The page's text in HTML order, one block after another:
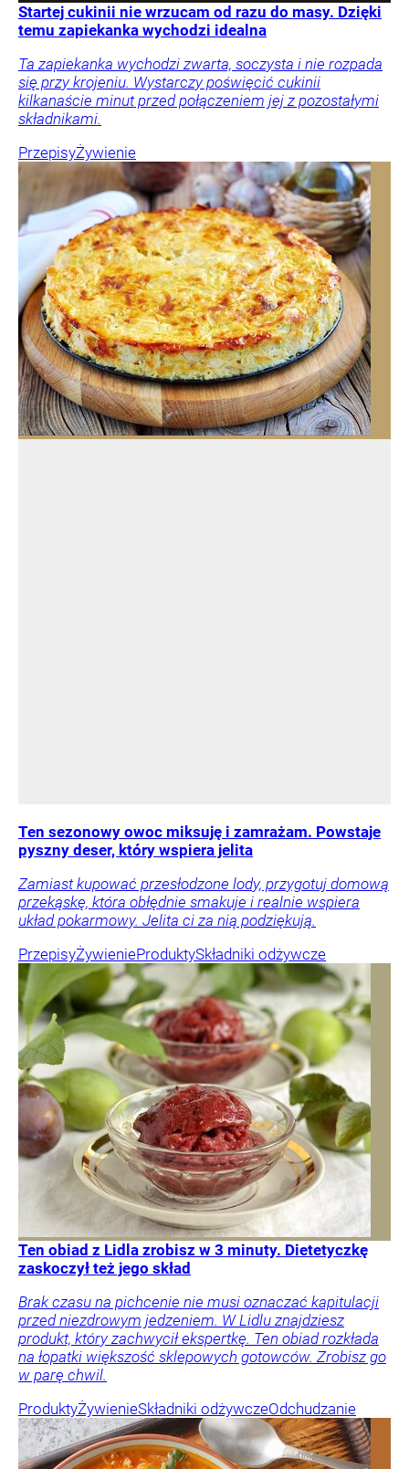
Startej cukinii nie wrzucam od razu do masy. Dzięki
temu zapiekanka wychodzi idealna
Ta zapiekanka wychodzi zwarta, soczysta i nie rozpada
się przy krojeniu. Wystarczy poświęcić cukinii
kilkanaście minut przed połączeniem jej z pozostałymi
składnikami.
PrzepisyŻywienie
Ten sezonowy owoc miksuję i zamrażam. Powstaje
pyszny deser, który wspiera jelita
Zamiast kupować przesłodzone lody, przygotuj domową
przekąskę, która obłędnie smakuje i realnie wspiera
układ pokarmowy. Jelita ci za nią podziękują.
PrzepisyŻywienieProduktySkładniki odżywcze
Ten obiad z Lidla zrobisz w 3 minuty. Dietetyczkę
zaskoczył też jego skład
Brak czasu na pichcenie nie musi oznaczać kapitulacji
przed niezdrowym jedzeniem. W Lidlu znajdziesz
produkt, który zachwycił ekspertkę. Ten obiad rozkłada
na łopatki większość sklepowych gotowców. Zrobisz go
w parę chwil.
ProduktyŻywienieSkładniki odżywczeOdchudzanie